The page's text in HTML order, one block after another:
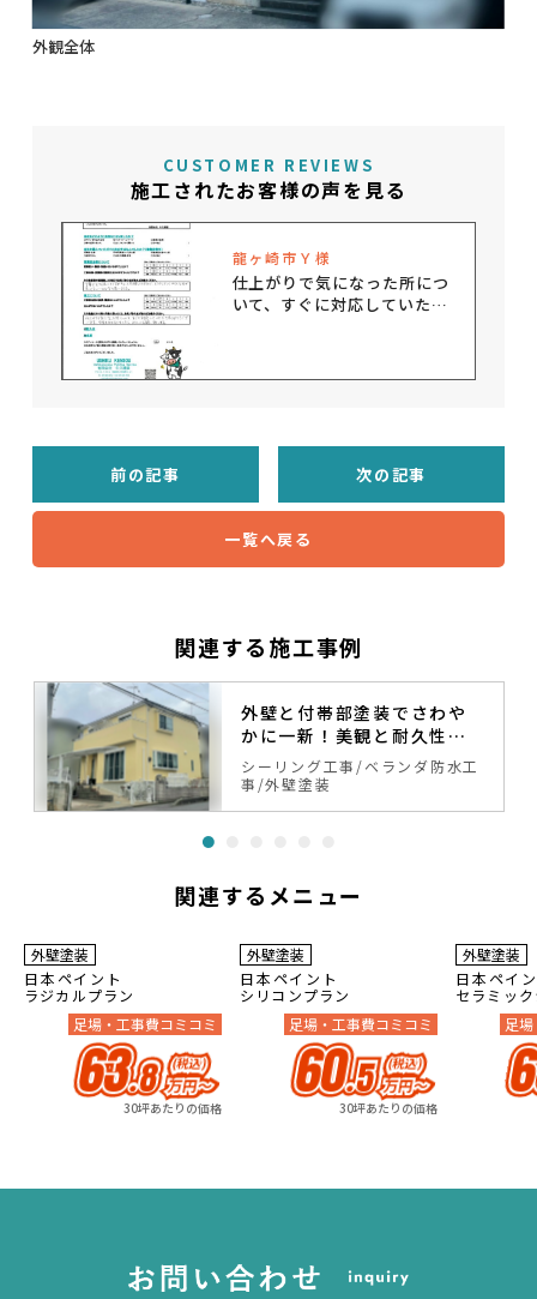
外観全体
CUSTOMER REVIEWS
施工されたお客様の声を見る
龍ヶ崎市Ｙ様
仕上がりで気になった所につ
いて、すぐに対応していただ
前の記事 次の記事
一覧へ戻る
関連する施工事例
外壁と付帯部塗装でさわや
かに一新！美観と耐久性ア
ップ✨
シーリング工事
ベランダ防水工
事 外壁塗装
関連するメニュー
最長10年保証
外壁塗装
日本ペイント
ラジカルプラン
足場・工事費コミコミ
63
.8 万円〜
(税込)
30坪あたりの価格
最長10年保証
外壁塗装
日本ペイント
シリコンプラン
足場・工事費コミコミ
60
.5 万円〜
(税込)
30坪あたりの価格
最長10年
外壁塗装
日本ペイ
セラミッ
足